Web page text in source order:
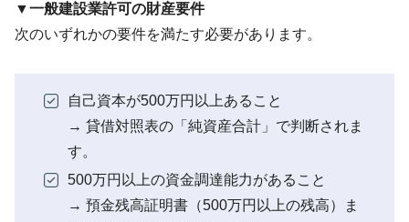
▼一般建設業許可の財産要件
次のいずれかの要件を満たす必要があります。
自己資本が500万円以上あること
→ 貸借対照表の「純資産合計」で判断されま
す。
500万円以上の資金調達能力があること
→ 預金残高証明書（500万円以上の残高）ま